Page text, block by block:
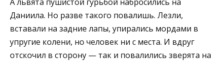
Даниила. Но разве такого повалишь. Лезли,
вставали на задние лапы, упирались мордами в
упругие колени, но человек ни с места. И вдруг
отскочил в сторону — так и повалились зверята на